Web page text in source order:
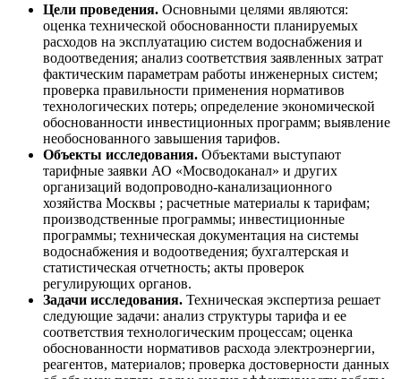
Цели проведения. Основными целями являются:
оценка технической обоснованности планируемых
расходов на эксплуатацию систем водоснабжения и
водоотведения; анализ соответствия заявленных затрат
фактическим параметрам работы инженерных систем;
проверка правильности применения нормативов
технологических потерь; определение экономической
обоснованности инвестиционных программ; выявление
необоснованного завышения тарифов.
Объекты исследования. Объектами выступают
тарифные заявки АО «Мосводоканал» и других
организаций водопроводно-канализационного
хозяйства Москвы ; расчетные материалы к тарифам;
производственные программы; инвестиционные
программы; техническая документация на системы
водоснабжения и водоотведения; бухгалтерская и
статистическая отчетность; акты проверок
регулирующих органов.
Задачи исследования. Техническая экспертиза решает
следующие задачи: анализ структуры тарифа и ее
соответствия технологическим процессам; оценка
обоснованности нормативов расхода электроэнергии,
реагентов, материалов; проверка достоверности данных